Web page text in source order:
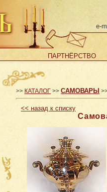
e-
ПАРТНЁРСТВО
>> КАТАЛОГ >> САМОВАРЫ
<< назад к списку